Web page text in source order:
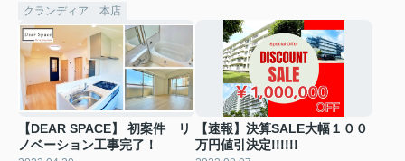
クランディア 本店
【DEAR SPACE】 初案件 リ
ノベーション工事完了！
【速報】決算SALE大幅１００
万円値引決定!!!!!!